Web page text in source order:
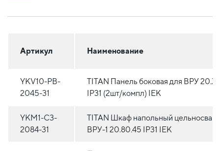
Артикул Наименование
YKV10-PB-
2045-31
TITAN Панель боковая для ВРУ
IP31 (2шт/компл) IEK
YKM1-C3-
2084-31
TITAN Шкаф напольный
ВРУ-1 20.80.45 IP31 IEK